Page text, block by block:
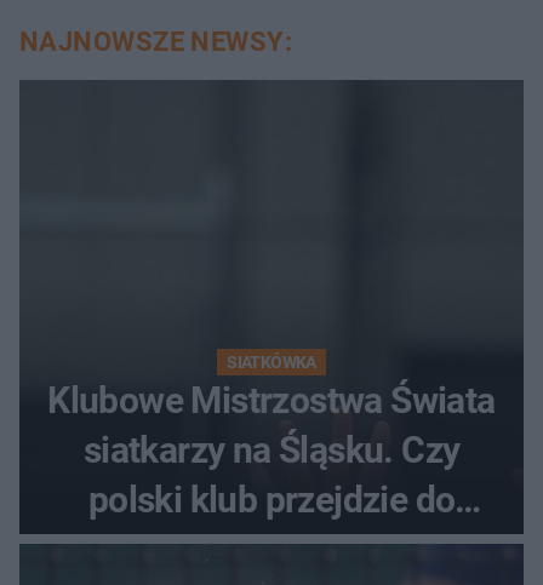
NAJNOWSZE NEWSY:
SIATKÓWKA
Klubowe Mistrzostwa Świata
siatkarzy na Śląsku. Czy
polski klub przejdzie do
historii